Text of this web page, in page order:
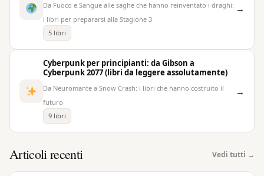
Da Fuoco e Sangue alle saghe che hanno reinventato i draghi:
i libri per prepararsi alla Stagione 3
5 libri
→
Cyberpunk per principianti: da Gibson a
Cyberpunk 2077 (libri da leggere assolutamente)
Da Neuromante a Snow Crash: i libri che hanno costruito il
futuro
9 libri
→
Articoli recenti Vedi tutti →